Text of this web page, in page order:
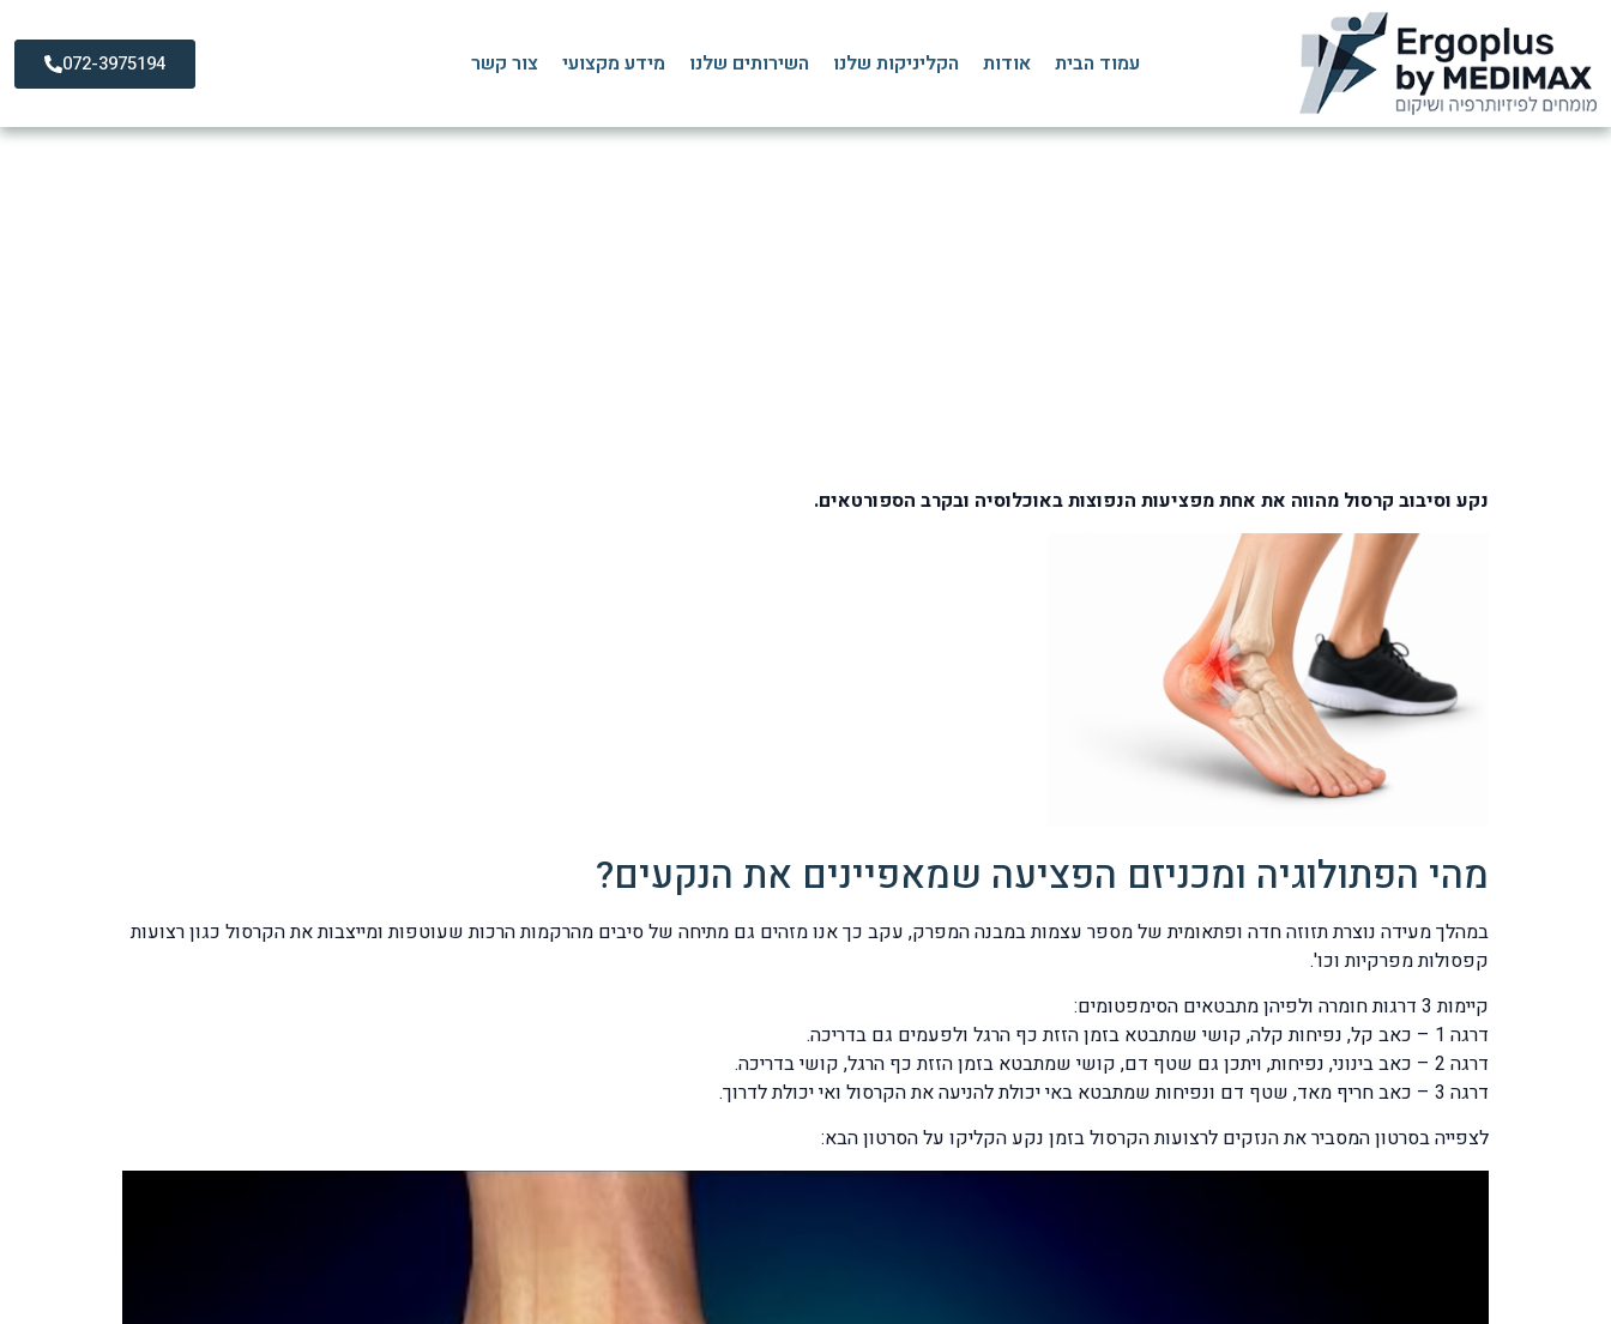
עמוד הבית אודות הקליניקות שלנו השירותים שלנו מידע מקצועי צור קשר 072-3975194
נקע וסיבוב קרסול מהווה את אחת מפציעות הנפוצות באוכלוסיה ובקרב הספורטאים.
מהי הפתולוגיה ומכניזם הפציעה שמאפיינים את הנקעים?
במהלך מעידה נוצרת תזוזה חדה ופתאומית של מספר עצמות במבנה המפרק, עקב כך אנו מזהים גם מתיחה של סיבים מהרקמות הרכות שעוטפות ומייצבות את הקרסול כגון רצועות
קפסולות מפרקיות וכו'.
קיימות 3 דרגות חומרה ולפיהן מתבטאים הסימפטומים:
דרגה 1 – כאב קל, נפיחות קלה, קושי שמתבטא בזמן הזזת כף הרגל ולפעמים גם בדריכה.
דרגה 2 – כאב בינוני, נפיחות, ויתכן גם שטף דם, קושי שמתבטא בזמן הזזת כף הרגל, קושי בדריכה.
דרגה 3 – כאב חריף מאד, שטף דם ונפיחות שמתבטא באי יכולת להניעה את הקרסול ואי יכולת לדרוך.
לצפייה בסרטון המסביר את הנזקים לרצועות הקרסול בזמן נקע הקליקו על הסרטון הבא: